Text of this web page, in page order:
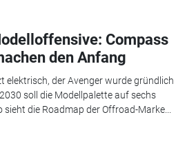
Compass
den Anfang
elektrisch, der Avenger wurde gründlich
soll die Modellpalette auf sechs
die Roadmap der Offroad-Marke...